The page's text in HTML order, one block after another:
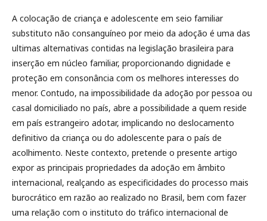
A colocação de criança e adolescente em seio familiar
substituto não consanguíneo por meio da adoção é uma das
ultimas alternativas contidas na legislação brasileira para
inserção em núcleo familiar, proporcionando dignidade e
proteção em consonância com os melhores interesses do
menor. Contudo, na impossibilidade da adoção por pessoa ou
casal domiciliado no país, abre a possibilidade a quem reside
em país estrangeiro adotar, implicando no deslocamento
definitivo da criança ou do adolescente para o país de
acolhimento. Neste contexto, pretende o presente artigo
expor as principais propriedades da adoção em âmbito
internacional, realçando as especificidades do processo mais
burocrático em razão ao realizado no Brasil, bem com fazer
uma relação com o instituto do tráfico internacional de